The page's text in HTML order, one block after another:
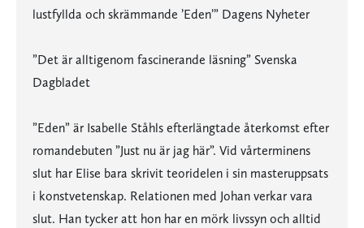
lustfyllda och skrämmande ’Eden’” Dagens Nyheter
”Det är alltigenom fascinerande läsning” Svenska
Dagbladet
”Eden” är Isabelle Ståhls efterlängtade återkomst efter
romandebuten ”Just nu är jag här”. Vid vårterminens
slut har Elise bara skrivit teoridelen i sin masteruppsats
i konstvetenskap. Relationen med Johan verkar vara
slut. Han tycker att hon har en mörk livssyn och alltid